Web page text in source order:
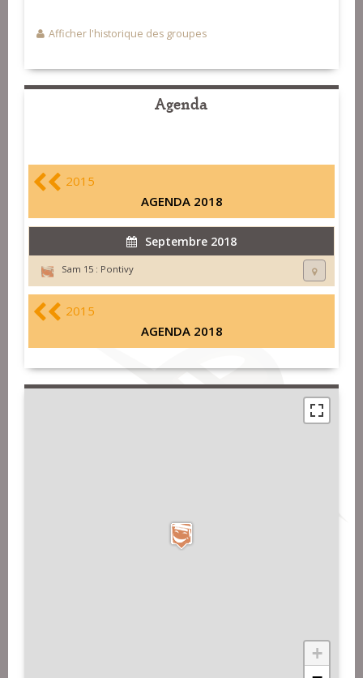
Afficher l'historique des groupes
Agenda
2015
AGENDA 2018
Septembre 2018
Sam 15 : Pontivy
2015
AGENDA 2018
+